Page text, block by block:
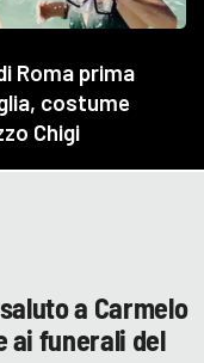
a Carmelo
ai funerali del